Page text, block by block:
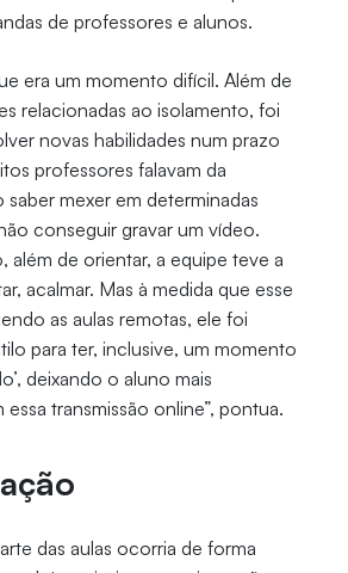
de professores e alunos.
era um momento difícil. Além de
relacionadas ao isolamento, foi
novas habilidades num prazo
professores falavam da
saber mexer em determinadas
conseguir gravar um vídeo.
além de orientar, a equipe teve a
acalmar. Mas à medida que esse
as aulas remotas, ele foi
para ter, inclusive, um momento
deixando o aluno mais
transmissão online”, pontua.
das aulas ocorria de forma